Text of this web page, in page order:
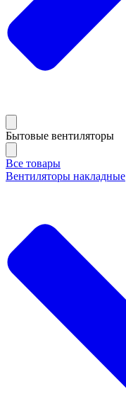
Бытовые вентиляторы
Все товары
Вентиляторы накладные